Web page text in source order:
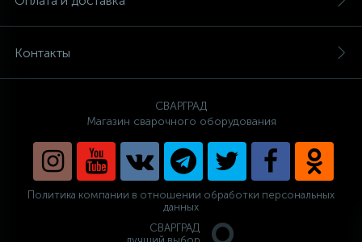
Контакты
СВАРГРАД
Магазин сварочного оборудования
Политика компании в отношении обработки персональных
данных
СВАРГРАД